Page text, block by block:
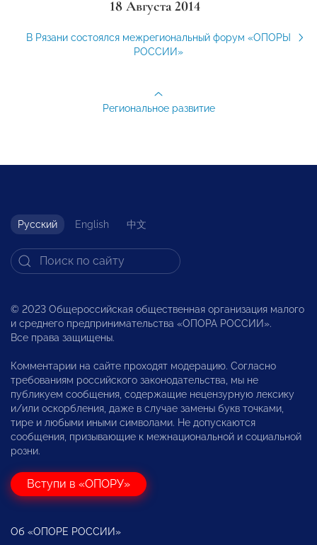
18 Августа 2014
В Рязани состоялся межрегиональный форум «ОПОРЫ
РОССИИ»
Региональное развитие
Русский English 中文
© 2023 Общероссийская общественная организация малого
и среднего предпринимательства «ОПОРА РОССИИ».
Все права защищены.
Комментарии на сайте проходят модерацию. Согласно
требованиям российского законодательства, мы не
публикуем сообщения, содержащие нецензурную лексику
и/или оскорбления, даже в случае замены букв точками,
тире и любыми иными символами. Не допускаются
сообщения, призывающие к межнациональной и социальной
розни.
Вступи в «ОПОРУ»
Об «ОПОРЕ РОССИИ»